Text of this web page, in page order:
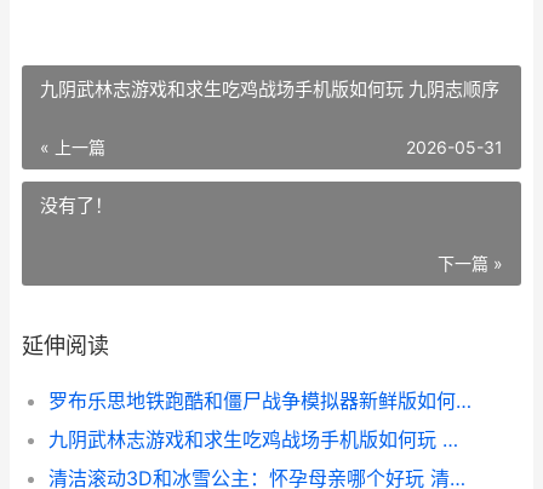
九阴武林志游戏和求生吃鸡战场手机版如何玩 九阴志顺序
« 上一篇 2026-05-31
没有了！
下一篇 »
延伸阅读
罗布乐思地铁跑酷和僵尸战争模拟器新鲜版如何玩 罗布乐思地铁跑酷下载
九阴武林志游戏和求生吃鸡战场手机版如何玩 九阴志顺序
清洁滚动3D和冰雪公主：怀孕母亲哪个好玩 清洁滚动3d和冰晶哪个好